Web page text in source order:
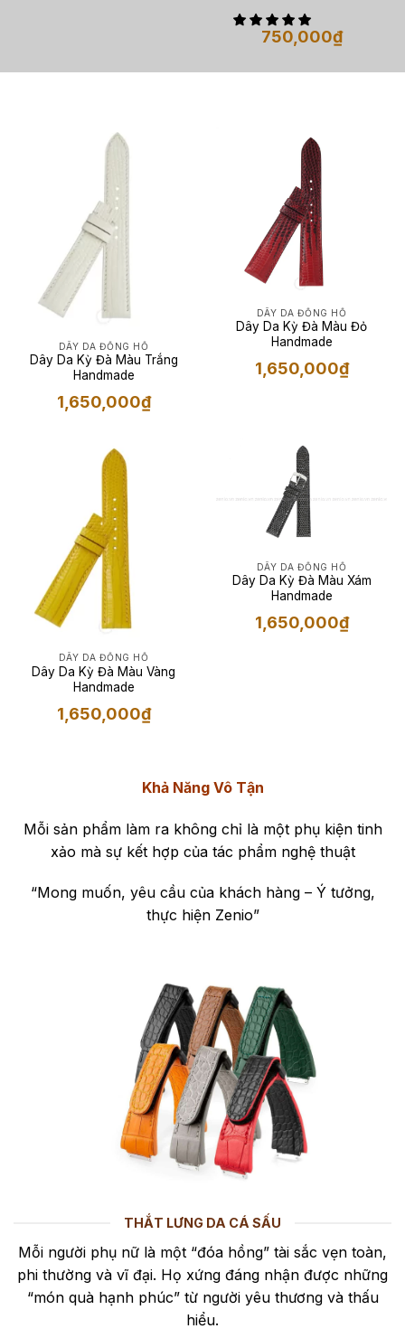
750,000₫
DÂY DA ĐỒNG HỒ
Dây Da Kỳ Đà Màu Trắng
Handmade
1,650,000₫
DÂY DA ĐỒNG HỒ
Dây Da Kỳ Đà Màu Đỏ
Handmade
1,650,000₫
DÂY DA ĐỒNG HỒ
Dây Da Kỳ Đà Màu Vàng
Handmade
1,650,000₫
DÂY DA ĐỒNG HỒ
Dây Da Kỳ Đà Màu Xám
Handmade
1,650,000₫
Khả Năng Vô Tận
Mỗi sản phẩm làm ra không chỉ là một phụ kiện tinh
xảo mà sự kết hợp của tác phẩm nghệ thuật
“Mong muốn, yêu cầu của khách hàng – Ý tưởng,
thực hiện Zenio”
THẮT LƯNG DA CÁ SẤU
Mỗi người phụ nữ là một “đóa hồng” tài sắc vẹn toàn,
phi thường và vĩ đại. Họ xứng đáng nhận được những
“món quà hạnh phúc” từ người yêu thương và thấu
hiểu.